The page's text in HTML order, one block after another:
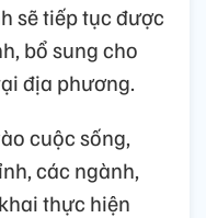
sẽ tiếp tục được
bổ sung cho
địa phương.
cuộc sống,
các ngành,
thực hiện